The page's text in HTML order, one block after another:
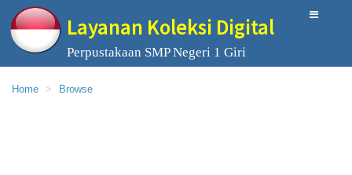
Layanan Koleksi Digital
Perpustakaan SMP Negeri 1 Giri
Home Browse